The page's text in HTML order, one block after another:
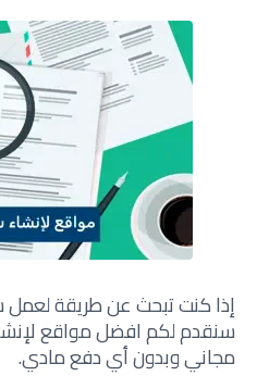
إذا كنت تبحث عن طريقة لعمل
مجاني وبدون أي دفع مادي.